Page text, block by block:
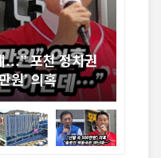
…” 포천 정치권
원’ 의혹